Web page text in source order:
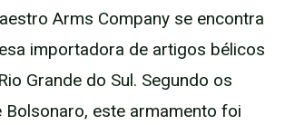
Arms Company se encontra
importadora de artigos bélicos
Grande do Sul. Segundo os
Bolsonaro, este armamento foi